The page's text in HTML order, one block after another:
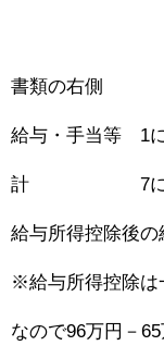
書類の右側
給与・手当等 1
計 7に
給与所得控除後
※給与所得控除は
なので96万円－65